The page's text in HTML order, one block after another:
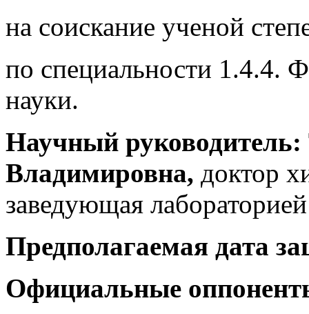
на соискание ученой
по специальности 1.4.4.
науки.
Научный
Владимировна, доктор
заведующая
Предполагаемая дата
Официальные